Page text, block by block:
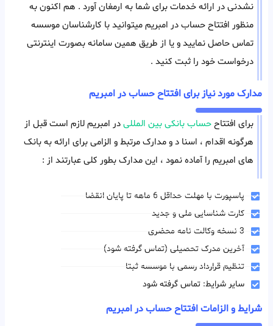
نشدنی در ارائه خدمات برای شما به ارمغان آورد . هم اکنون به
منظور افتتاح حساب در امبریم میتوانید با کارشناسان موسسه
تماس حاصل نمایید و یا از طریق همین سامانه بصورت اینترنتی
درخواست خود را ثبت کنید .
مدارک مورد نیاز برای افتتاح حساب در امبریم
برای افتتاححساب بانکی بین المللیدر امبریم لازم است قبل از
هرگونه اقدام ، اسنا د و مدارک مرتبط و الزامی برای ارائه به بانک
های امبریم را آماده نمود ، این مدارک بطور کلی عبارتند از :
پاسپورت با مهلت حداقل 6 ماهه تا پایان انقضا
کارت شناسایی ملی و جدید
3 نسخه وکالت نامه محضری
آخرین مدرک تحصیلی (تماس گرفته شود)
تنظیم قرارداد رسمی با موسسه ثبتا
سایر شرایط: تماس گرفته شود
شرایط و الزامات افتتاح حساب در امبریم